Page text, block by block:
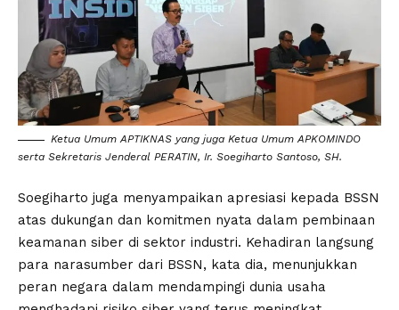
Ketua Umum APTIKNAS yang juga Ketua Umum APKOMINDO
serta Sekretaris Jenderal PERATIN, Ir. Soegiharto Santoso, SH.
Soegiharto juga menyampaikan apresiasi kepada BSSN
atas dukungan dan komitmen nyata dalam pembinaan
keamanan siber di sektor industri. Kehadiran langsung
para narasumber dari BSSN, kata dia, menunjukkan
peran negara dalam mendampingi dunia usaha